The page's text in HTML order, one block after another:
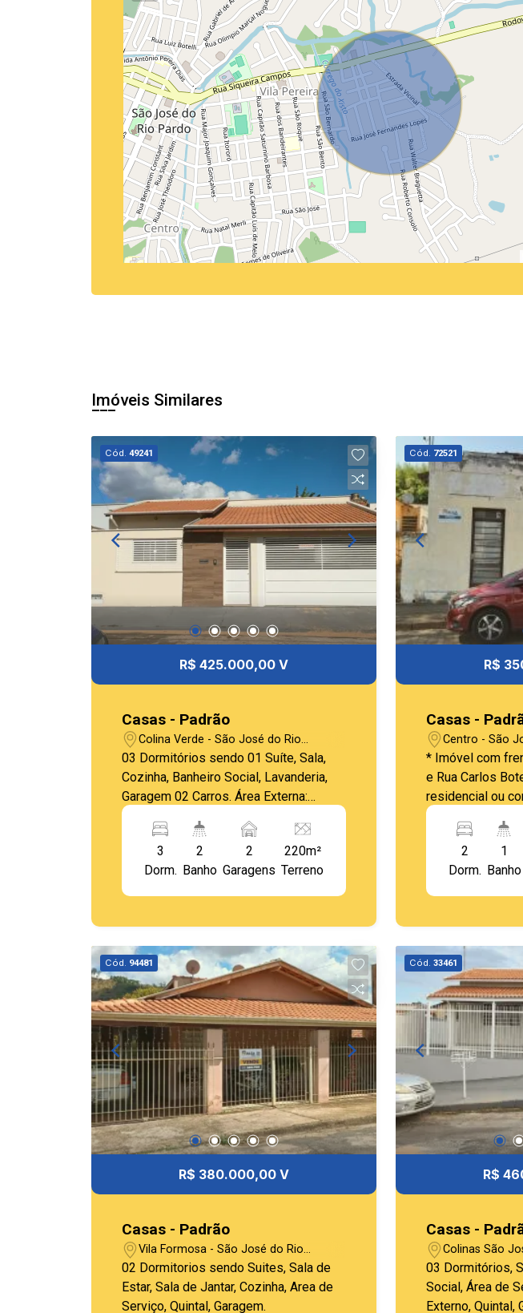
Imóveis Similares
Cód. 49241
R$ 425.000,00 V
Casas - Padrão
Colina Verde - São José do Rio
Pardo/SP
03 Dormitórios sendo 01 Suíte, Sala,
Cozinha, Banheiro Social, Lavanderia,
Garagem 02 Carros. Área Externa:
Varanda c/ Churrasqueira, Banheiro
Social c/ Dormitório.
3
Dorm.
2
Banho
2
Garagens
220m²
Terreno
Cód. 72521
R$
Casas -
Centro - São
* Imóvel com
e Rua Carlos
residencial ou
localização***
2
Dorm.
1
Banho
Cód. 94481
R$ 380.000,00 V
Casas - Padrão
Vila Formosa - São José do Rio
Pardo/SP
02 Dormitorios sendo Suites, Sala de
Estar, Sala de Jantar, Cozinha, Area de
Serviço, Quintal, Garagem.
Cód. 33461
R$
Casas -
Colinas São
Pardo/SP
03 Dormitórios,
Social, Área de
Externo, Quintal,